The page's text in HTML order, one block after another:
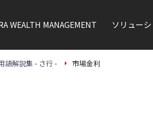
WEALTH MANAGEMENT ソリュー
語解説集 - さ行 - 市場金利